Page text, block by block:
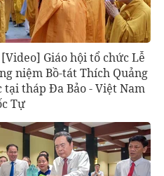
[Video] Giáo hội tổ chức Lễ
niệm Bồ-tát Thích Quảng
tại tháp Đa Bảo - Việt Nam
Tự